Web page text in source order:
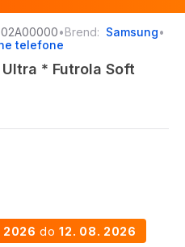
•Brend: Samsung•
telefone
Ultra * Futrola Soft
2026 do 12. 08. 2026